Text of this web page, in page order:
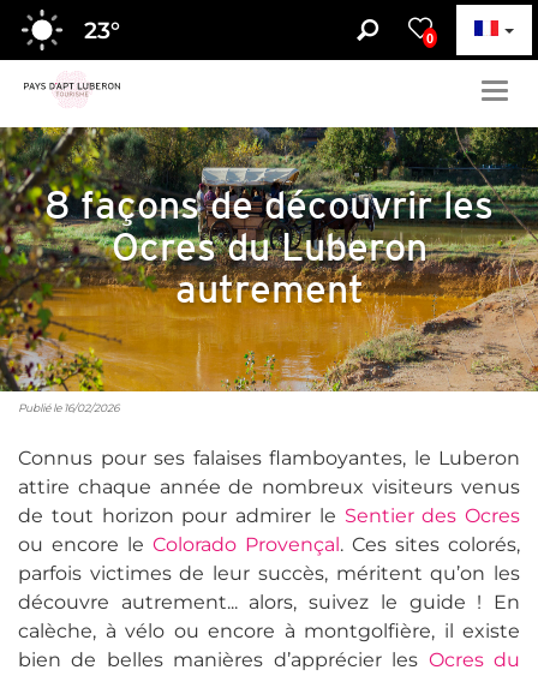
23° 0
8 façons de découvrir les
Ocres du Luberon
autrement
Publié le 16/02/2026
Connus pour ses falaises flamboyantes, le Luberon
attire chaque année de nombreux visiteurs venus
de tout horizon pour admirer le Sentier des Ocres
ou encore le Colorado Provençal. Ces sites colorés,
parfois victimes de leur succès, méritent qu’on les
découvre autrement... alors, suivez le guide ! En
calèche, à vélo ou encore à montgolfière, il existe
bien de belles manières d’apprécier les Ocres du